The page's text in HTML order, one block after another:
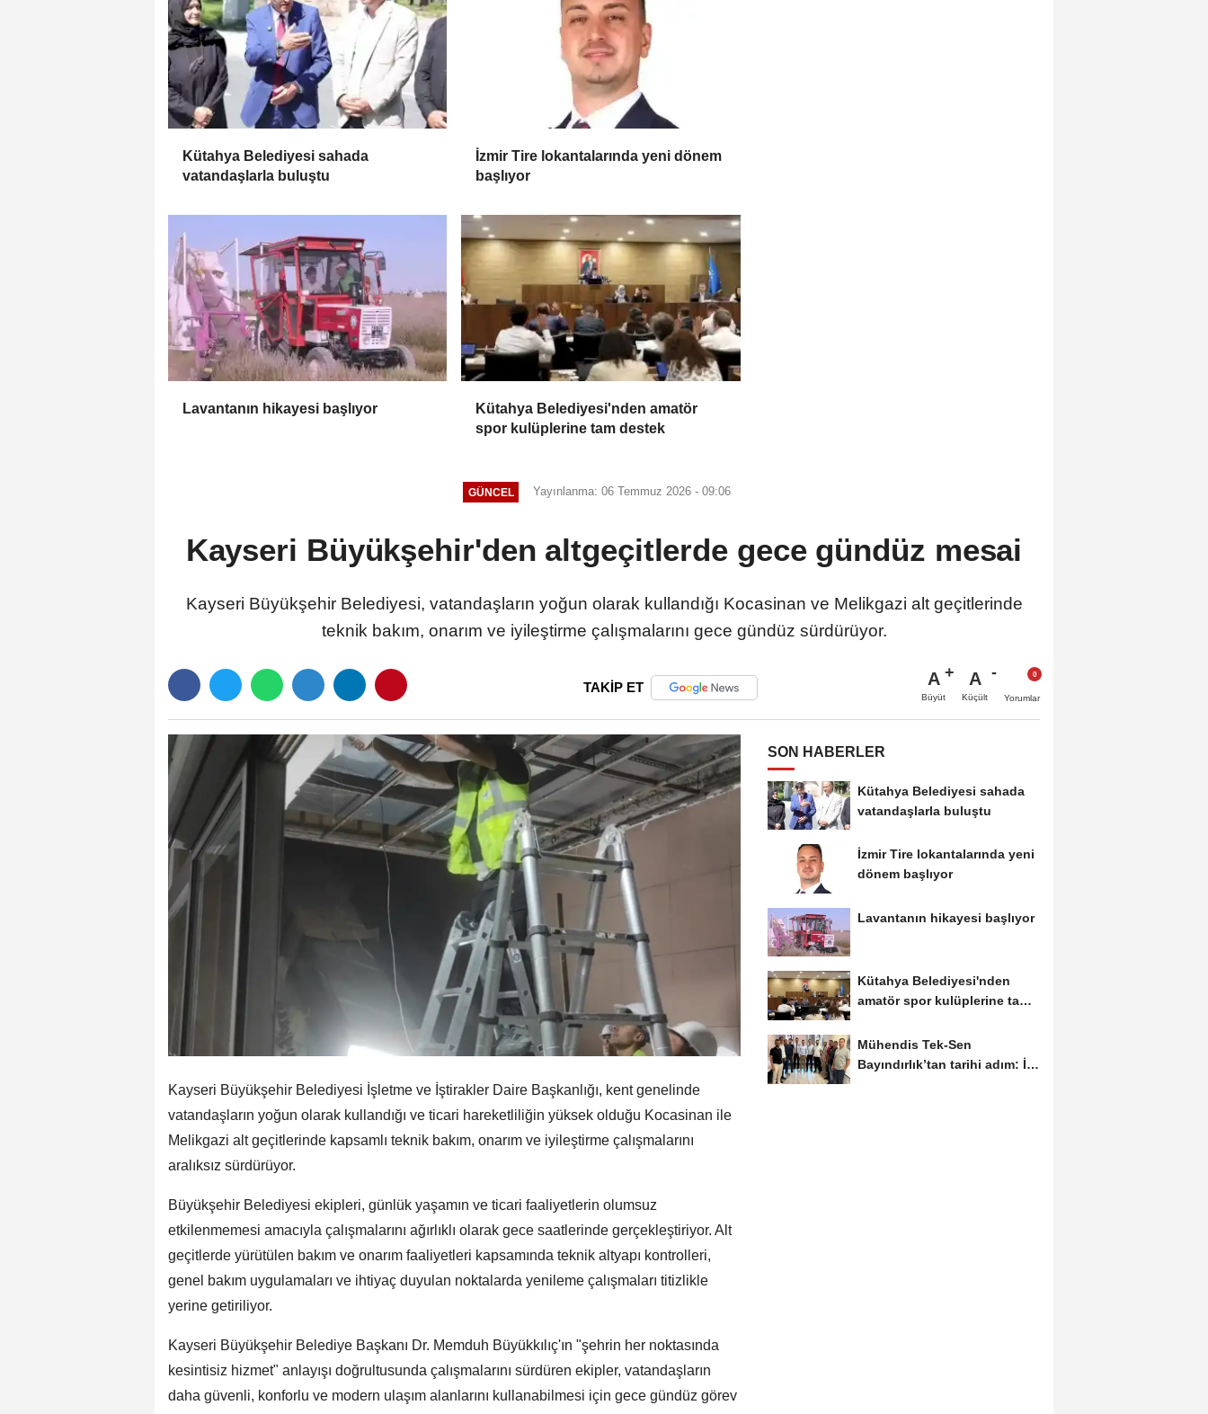
Kütahya Belediyesi sahada
vatandaşlarla buluştu
İzmir Tire lokantalarında yeni dönem
başlıyor
Lavantanın hikayesi başlıyor
Kütahya Belediyesi'nden amatör
spor kulüplerine tam destek
GÜNCEL Yayınlanma: 06 Temmuz 2026 - 09:06
Kayseri Büyükşehir'den altgeçitlerde gece gündüz mesai
Kayseri Büyükşehir Belediyesi, vatandaşların yoğun olarak kullandığı Kocasinan ve Melikgazi alt geçitlerinde
teknik bakım, onarım ve iyileştirme çalışmalarını gece gündüz sürdürüyor.
TAKİP ET A
Büyüt
A
Küçült Yorumlar
Kayseri Büyükşehir Belediyesi İşletme ve İştirakler Daire Başkanlığı, kent genelinde
vatandaşların yoğun olarak kullandığı ve ticari hareketliliğin yüksek olduğu Kocasinan ile
Melikgazi alt geçitlerinde kapsamlı teknik bakım, onarım ve iyileştirme çalışmalarını
aralıksız sürdürüyor.
Büyükşehir Belediyesi ekipleri, günlük yaşamın ve ticari faaliyetlerin olumsuz
etkilenmemesi amacıyla çalışmalarını ağırlıklı olarak gece saatlerinde gerçekleştiriyor. Alt
geçitlerde yürütülen bakım ve onarım faaliyetleri kapsamında teknik altyapı kontrolleri,
genel bakım uygulamaları ve ihtiyaç duyulan noktalarda yenileme çalışmaları titizlikle
yerine getiriliyor.
Kayseri Büyükşehir Belediye Başkanı Dr. Memduh Büyükkılıç'ın "şehrin her noktasında
kesintisiz hizmet" anlayışı doğrultusunda çalışmalarını sürdüren ekipler, vatandaşların
daha güvenli, konforlu ve modern ulaşım alanlarını kullanabilmesi için gece gündüz görev
SON HABERLER
Kütahya Belediyesi sahada
vatandaşlarla buluştu
İzmir Tire lokantalarında yeni
dönem başlıyor
Lavantanın hikayesi başlıyor
Kütahya Belediyesi'nden
amatör spor kulüplerine tam
Mühendis Tek-Sen
Bayındırlık’tan tarihi adım: İlk